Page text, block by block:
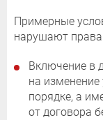
Примерные
нарушают права
Включение в
на изменение
порядке, а
от договора